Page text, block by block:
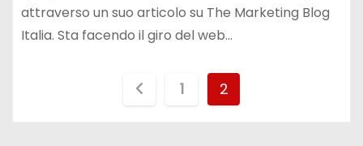
attraverso un suo articolo su The Marketing Blog
Italia. Sta facendo il giro del web…
1 2